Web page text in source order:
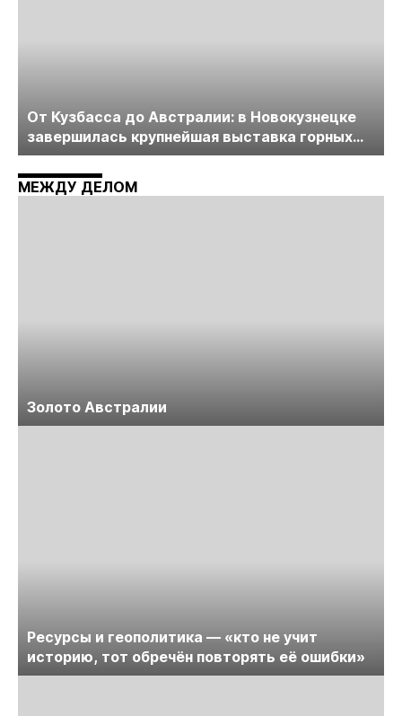
От Кузбасса до Австралии: в Новокузнецке
завершилась крупнейшая выставка горных
технологий «Недра России. Уголь России и
Майнинг»
МЕЖДУ ДЕЛОМ
Золото Австралии
Ресурсы и геополитика — «кто не учит
историю, тот обречён повторять её ошибки»